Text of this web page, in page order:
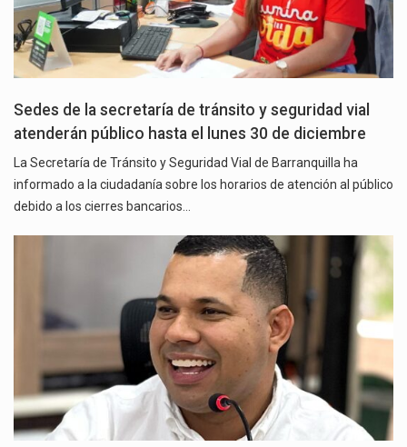
Sedes de la secretaría de tránsito y seguridad vial
atenderán público hasta el lunes 30 de diciembre
La Secretaría de Tránsito y Seguridad Vial de Barranquilla ha
informado a la ciudadanía sobre los horarios de atención al público
debido a los cierres bancarios…